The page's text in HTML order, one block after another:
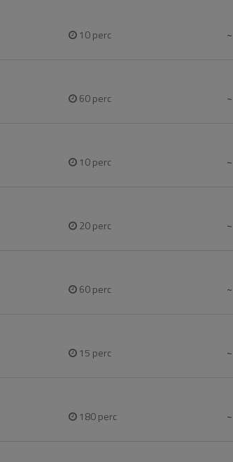
10perc ~
60perc ~
10perc ~
20perc ~
60perc ~
15 perc ~
180perc ~